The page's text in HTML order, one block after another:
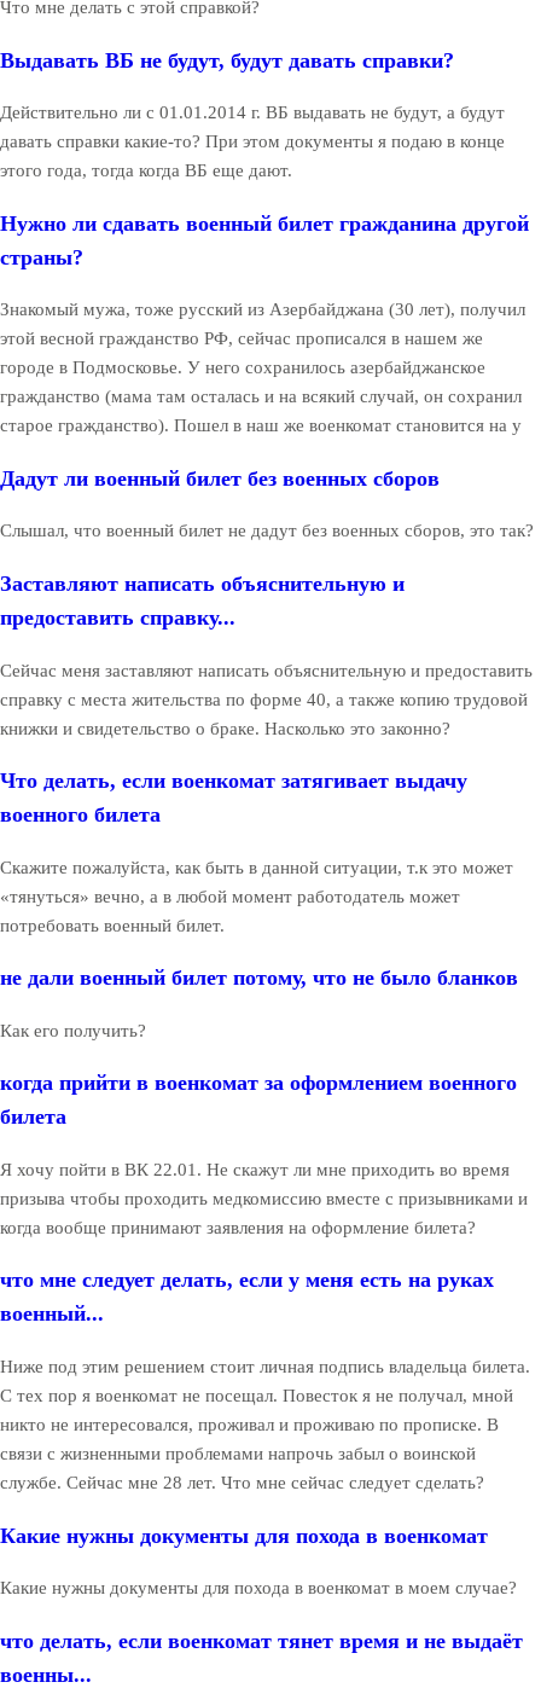
Что мне делать с этой справкой?
Выдавать ВБ не будут, будут давать справки?
Действительно ли с 01.01.2014 г. ВБ выдавать не будут, а будут
давать справки какие-то? При этом документы я подаю в конце
этого года, тогда когда ВБ еще дают.
Нужно ли сдавать военный билет гражданина другой
страны?
Знакомый мужа, тоже русский из Азербайджана (30 лет), получил
этой весной гражданство РФ, сейчас прописался в нашем же
городе в Подмосковье. У него сохранилось азербайджанское
гражданство (мама там осталась и на всякий случай, он сохранил
старое гражданство). Пошел в наш же военкомат становится на у
Дадут ли военный билет без военных сборов
Слышал, что военный билет не дадут без военных сборов, это так?
Заставляют написать объяснительную и
предоставить справку...
Сейчас меня заставляют написать объяснительную и предоставить
справку с места жительства по форме 40, а также копию трудовой
книжки и свидетельство о браке. Насколько это законно?
Что делать, если военкомат затягивает выдачу
военного билета
Скажите пожалуйста, как быть в данной ситуации, т.к это может
«тянуться» вечно, а в любой момент работодатель может
потребовать военный билет.
не дали военный билет потому, что не было бланков
Как его получить?
когда прийти в военкомат за оформлением военного
билета
Я хочу пойти в ВК 22.01. Не скажут ли мне приходить во время
призыва чтобы проходить медкомиссию вместе с призывниками и
когда вообще принимают заявления на оформление билета?
что мне следует делать, если у меня есть на руках
военный...
Ниже под этим решением стоит личная подпись владельца билета.
С тех пор я военкомат не посещал. Повесток я не получал, мной
никто не интересовался, проживал и проживаю по прописке. В
связи с жизненными проблемами напрочь забыл о воинской
службе. Сейчас мне 28 лет. Что мне сейчас следует сделать?
Какие нужны документы для похода в военкомат
Какие нужны документы для похода в военкомат в моем случае?
что делать, если военкомат тянет время и не выдаёт
военны...